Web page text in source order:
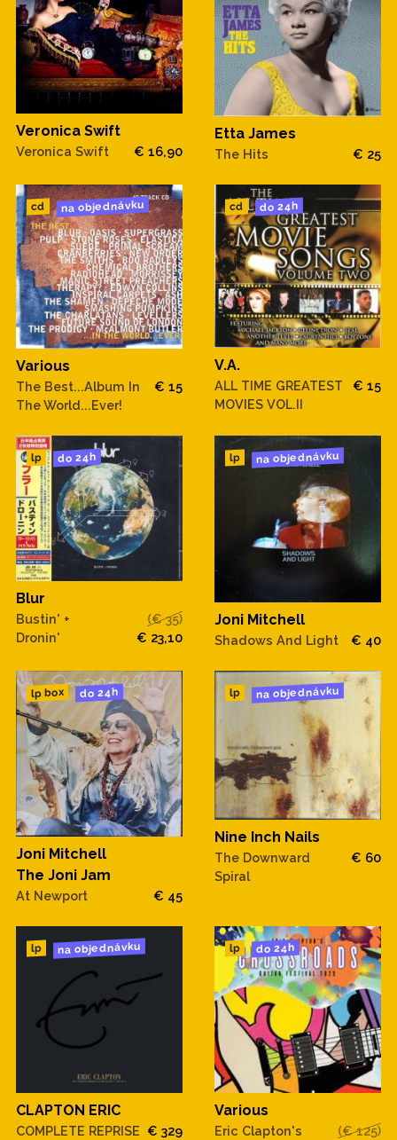
Veronica Swift
Veronica Swift € 16,90
Etta James
The Hits € 25
cd na objednávku
Various
The Best...Album In
The World...Ever!
€ 15
cd do 24h
V.A.
ALL TIME GREATEST
MOVIES VOL.II
€ 15
lp do 24h
Blur
Bustin' +
Dronin'
(€ 35)
€ 23,10
lp na objednávku
Joni Mitchell
Shadows And Light € 40
lp box do 24h
Joni Mitchell
The Joni Jam
At Newport € 45
lp na objednávku
Nine Inch Nails
The Downward
Spiral
€ 60
lp na objednávku
CLAPTON ERIC
COMPLETE REPRISE € 329
lp do 24h
Various
Eric Clapton's
(€ 125)